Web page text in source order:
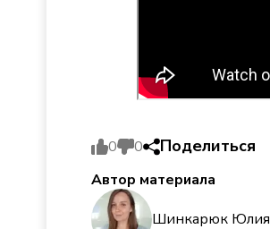
0 0 Поделиться
Автор материала
Шинкарюк Юлия